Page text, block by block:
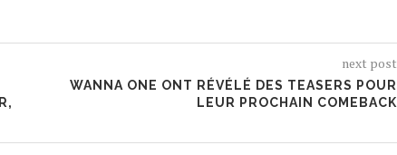
next post
WANNA ONE ONT RÉVÉLÉ DES TEASERS POUR
LEUR PROCHAIN COMEBACK